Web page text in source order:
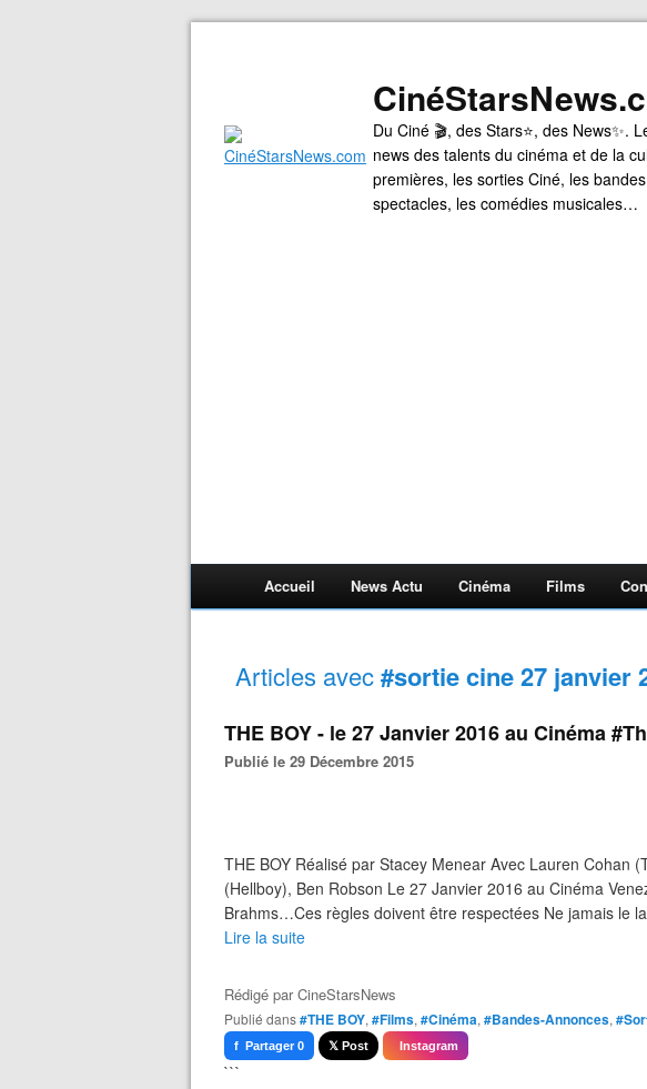
Du Ciné 🎬, des Stars⭐, des News✨.
news des talents du cinéma et de la
premières, les sorties Ciné, les
spectacles, les comédies musicales…
Accueil News Actu Cinéma Films
Articles avec#sortie cine 27 janvier
THE BOY - le 27 Janvier 2016 au Cinéma
Publié le 29 Décembre 2015
THE BOY Réalisé par Stacey Menear Avec Lauren Cohan
(Hellboy), Ben Robson Le 27 Janvier 2016 au Cinéma
Brahms…Ces règles doivent être respectées Ne jamais le
Lire la suite
Rédigé parCineStarsNews
Publié dans#THE BOY, #Films, #Cinéma, #Bandes-Annonces,
f Partager 0 𝕏 Post Instagram
```